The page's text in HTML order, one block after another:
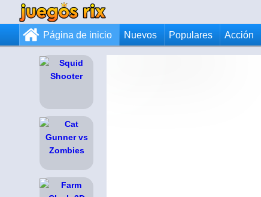
Página de inicio Nuevos Populares Acción